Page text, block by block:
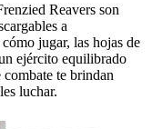
Reavers son
a
jugar, las hojas de
ejército equilibrado
te brindan
luchar.